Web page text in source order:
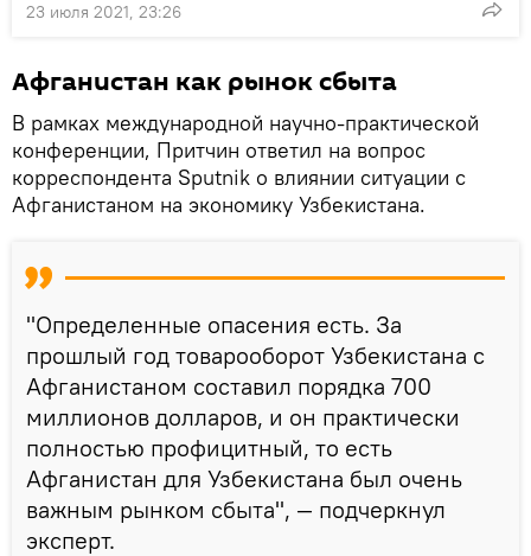
23 июля 2021, 23:26
Афганистан как рынок сбыта
В рамках международной научно-практической
конференции, Притчин ответил на вопрос
корреспондента Sputnik о влиянии ситуации с
Афганистаном на экономику Узбекистана.
"Определенные опасения есть. За
прошлый год товарооборот Узбекистана с
Афганистаном составил порядка 700
миллионов долларов, и он практически
полностью профицитный, то есть
Афганистан для Узбекистана был очень
важным рынком сбыта", — подчеркнул
эксперт.